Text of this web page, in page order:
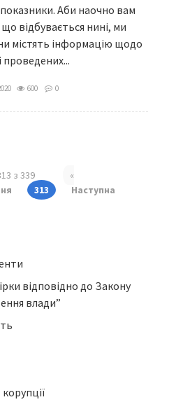
Аби наочно вам
відбувається нині, ми
містять інформацію щодо
проведених...
600 0
з 339
«
313 Наступна
відповідно до Закону
влади”